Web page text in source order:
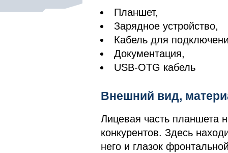
Планшет,
Зарядное устройство,
Кабель для
Документация,
USB-OTG кабель
Внешний вид,
Лицевая часть планшета
конкурентов. Здесь
него и глазок